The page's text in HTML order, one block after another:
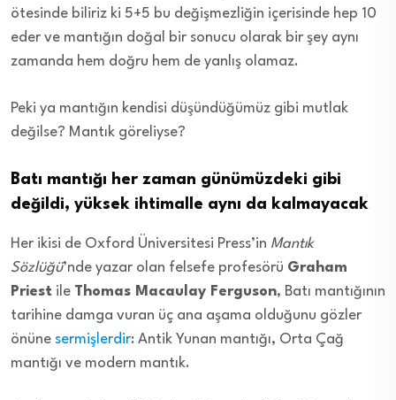
ötesinde biliriz ki 5+5 bu değişmezliğin içerisinde hep 10
eder ve mantığın doğal bir sonucu olarak bir şey aynı
zamanda hem doğru hem de yanlış olamaz.
Peki ya mantığın kendisi düşündüğümüz gibi mutlak
değilse? Mantık göreliyse?
Batı mantığı her zaman günümüzdeki gibi
değildi, yüksek ihtimalle aynı da kalmayacak
Her ikisi de Oxford Üniversitesi Press’in Mantık
Sözlüğü’nde yazar olan felsefe profesörü Graham
Priest ile Thomas Macaulay Ferguson, Batı mantığının
tarihine damga vuran üç ana aşama olduğunu gözler
önüne sermişlerdir: Antik Yunan mantığı, Orta Çağ
mantığı ve modern mantık.